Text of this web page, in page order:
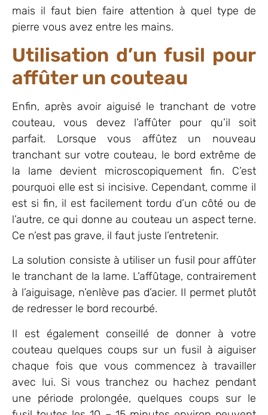
mais il faut bien faire attention à quel type de
pierre vous avez entre les mains.
Utilisation d’un fusil pour
affûter un couteau
Enfin, après avoir aiguisé le tranchant de votre
couteau, vous devez l’affûter pour qu’il soit
parfait. Lorsque vous affûtez un nouveau
tranchant sur votre couteau, le bord extrême de
la lame devient microscopiquement fin. C’est
pourquoi elle est si incisive. Cependant, comme il
est si fin, il est facilement tordu d’un côté ou de
l’autre, ce qui donne au couteau un aspect terne.
Ce n’est pas grave, il faut juste l’entretenir.
La solution consiste à utiliser un fusil pour affûter
le tranchant de la lame. L’affûtage, contrairement
à l’aiguisage, n’enlève pas d’acier. Il permet plutôt
de redresser le bord recourbé.
Il est également conseillé de donner à votre
couteau quelques coups sur un fusil à aiguiser
chaque fois que vous commencez à travailler
avec lui. Si vous tranchez ou hachez pendant
une période prolongée, quelques coups sur le